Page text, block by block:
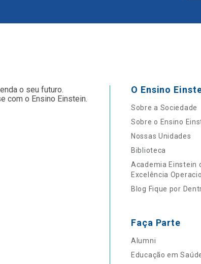
o seu futuro.
com o Ensino Einstein.
O Ensino
Sobre a Sociedade
Sobre o Ensino
Nossas Unidades
Biblioteca
Academia Einstein
Excelência
Blog Fique por
Faça Parte
Alumni
Educação em